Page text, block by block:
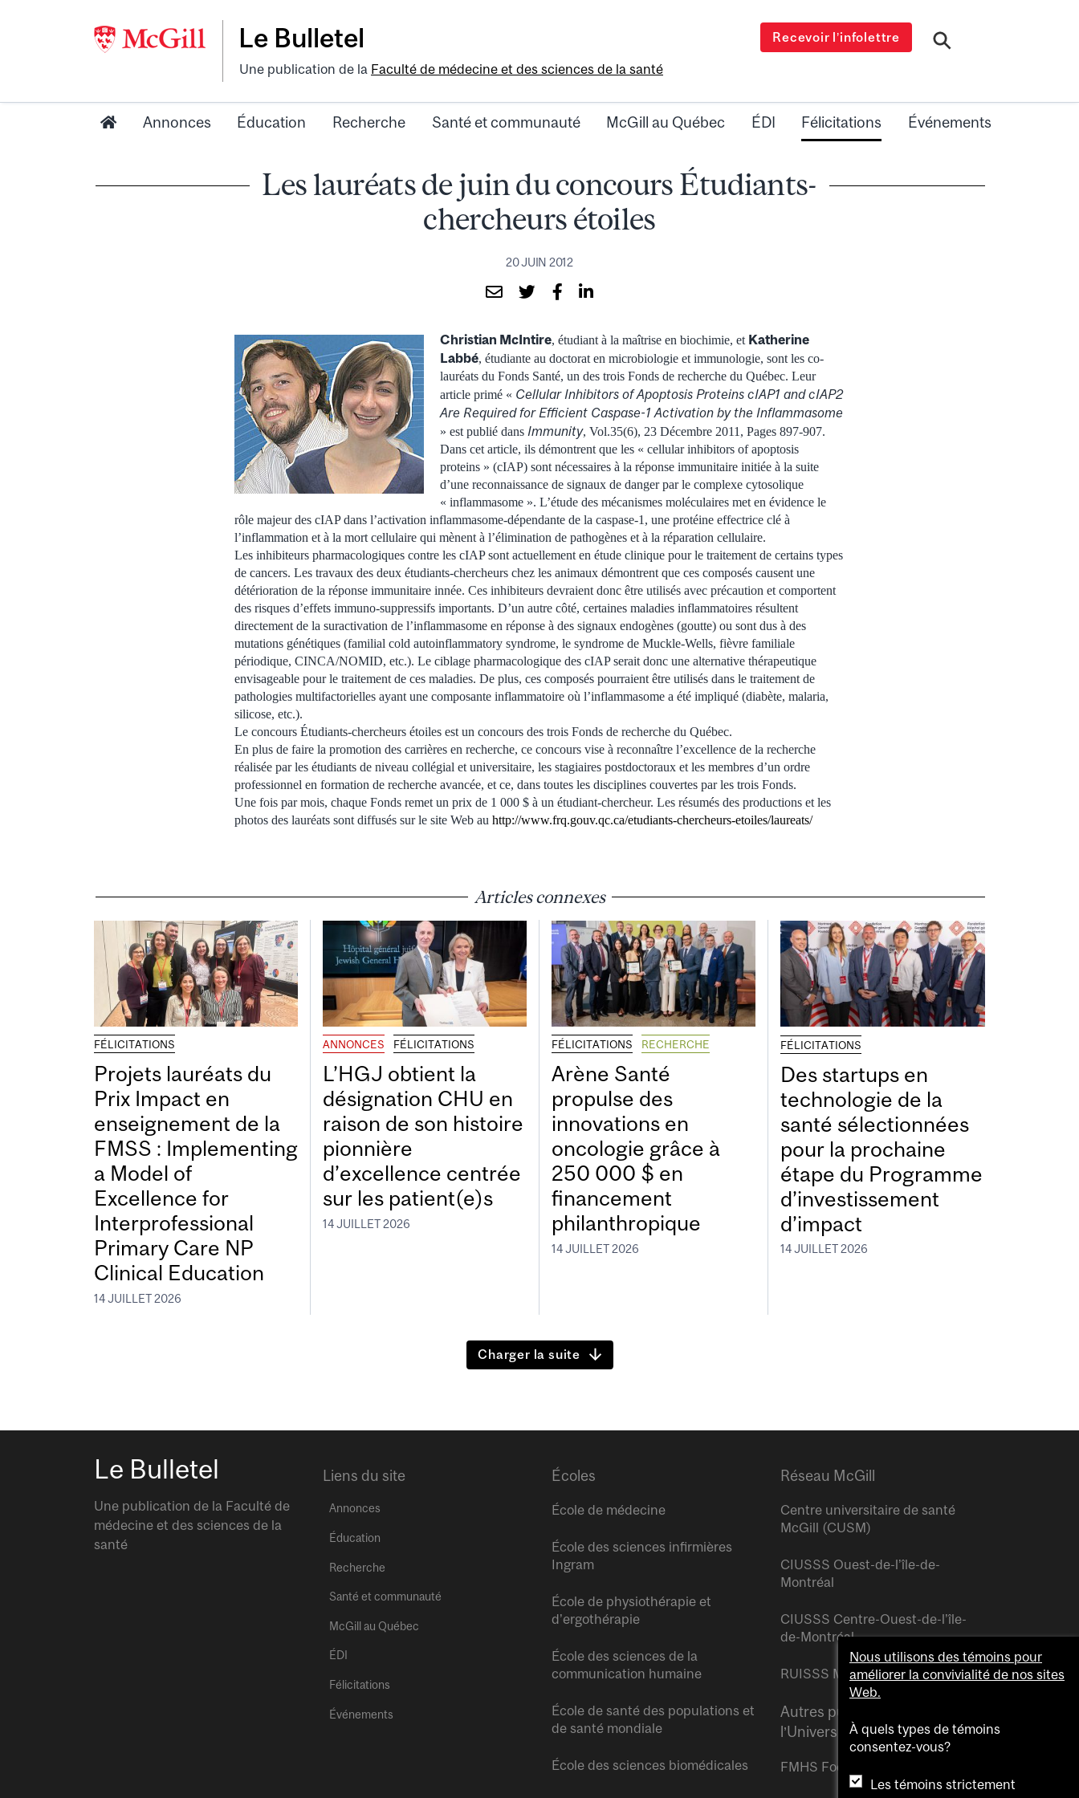
Le Bulletel
Une publication de la Faculté de médecine et des sciences de la santé
Recevoir l’infolettre
Annonces Éducation Recherche Santé et communauté McGill au Québec ÉDI Félicitations Événements
Les lauréats de juin du concours Étudiants-
chercheurs étoiles
20 JUIN 2012
Christian McIntire, étudiant à la maîtrise en biochimie, et Katherine
Labbé, étudiante au doctorat en microbiologie et immunologie, sont les co-
lauréats du Fonds Santé, un des trois Fonds de recherche du Québec. Leur
article primé « Cellular Inhibitors of Apoptosis Proteins cIAP1 and cIAP2
Are Required for Efficient Caspase-1 Activation by the Inflammasome
» est publié dans Immunity, Vol.35(6), 23 Décembre 2011, Pages 897-907.
Dans cet article, ils démontrent que les « cellular inhibitors of apoptosis
proteins » (cIAP) sont nécessaires à la réponse immunitaire initiée à la suite
d’une reconnaissance de signaux de danger par le complexe cytosolique
« inflammasome ». L’étude des mécanismes moléculaires met en évidence le
rôle majeur des cIAP dans l’activation inflammasome-dépendante de la caspase-1, une protéine effectrice clé à
l’inflammation et à la mort cellulaire qui mènent à l’élimination de pathogènes et à la réparation cellulaire.
Les inhibiteurs pharmacologiques contre les cIAP sont actuellement en étude clinique pour le traitement de certains types
de cancers. Les travaux des deux étudiants-chercheurs chez les animaux démontrent que ces composés causent une
détérioration de la réponse immunitaire innée. Ces inhibiteurs devraient donc être utilisés avec précaution et comportent
des risques d’effets immuno-suppressifs importants. D’un autre côté, certaines maladies inflammatoires résultent
directement de la suractivation de l’inflammasome en réponse à des signaux endogènes (goutte) ou sont dus à des
mutations génétiques (familial cold autoinflammatory syndrome, le syndrome de Muckle-Wells, fièvre familiale
périodique, CINCA/NOMID, etc.). Le ciblage pharmacologique des cIAP serait donc une alternative thérapeutique
envisageable pour le traitement de ces maladies. De plus, ces composés pourraient être utilisés dans le traitement de
pathologies multifactorielles ayant une composante inflammatoire où l’inflammasome a été impliqué (diabète, malaria,
silicose, etc.).
Le concours Étudiants-chercheurs étoiles est un concours des trois Fonds de recherche du Québec.
En plus de faire la promotion des carrières en recherche, ce concours vise à reconnaître l’excellence de la recherche
réalisée par les étudiants de niveau collégial et universitaire, les stagiaires postdoctoraux et les membres d’un ordre
professionnel en formation de recherche avancée, et ce, dans toutes les disciplines couvertes par les trois Fonds.
Une fois par mois, chaque Fonds remet un prix de 1 000 $ à un étudiant-chercheur. Les résumés des productions et les
photos des lauréats sont diffusés sur le site Web au http://www.frq.gouv.qc.ca/etudiants-chercheurs-etoiles/laureats/
Articles connexes
FÉLICITATIONS
Projets lauréats du
Prix Impact en
enseignement de la
FMSS : Implementing
a Model of
Excellence for
Interprofessional
Primary Care NP
Clinical Education
14 JUILLET 2026
ANNONCES FÉLICITATIONS
L’HGJ obtient la
désignation CHU en
raison de son histoire
pionnière
d’excellence centrée
sur les patient(e)s
14 JUILLET 2026
FÉLICITATIONS RECHERCHE
Arène Santé
propulse des
innovations en
oncologie grâce à
250 000 $ en
financement
philanthropique
14 JUILLET 2026
FÉLICITATIONS
Des startups en
technologie de la
santé sélectionnées
pour la prochaine
étape du Programme
d’investissement
d’impact
14 JUILLET 2026
Charger la suite
Le Bulletel
Une publication de la Faculté de
médecine et des sciences de la
santé
Liens du site
Annonces
Éducation
Recherche
Santé et communauté
McGill au Québec
ÉDI
Félicitations
Événements
Écoles
École de médecine
École des sciences infirmières
Ingram
École de physiothérapie et
d’ergothérapie
École des sciences de la
communication humaine
École de santé des populations et
de santé mondiale
École des sciences biomédicales
Réseau McGill
Centre universitaire de santé
McGill (CUSM)
CIUSSS Ouest-de-l’île-de-
Montréal
CIUSSS Centre-Ouest-de-l’île-
de-Montréal
RUISSS McGill
Autres publications de
l’Université McGill
FMHS Focus
Nous utilisons des témoins pour
améliorer la convivialité de nos sites
Web.
À quels types de témoins
consentez-vous?
Les témoins strictement